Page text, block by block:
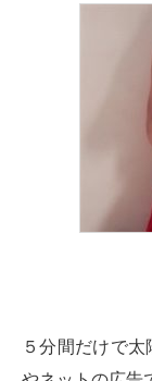
５分間だけで